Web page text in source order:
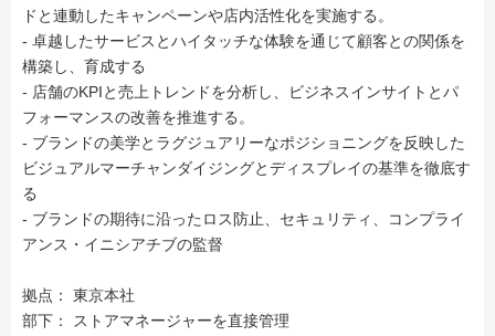
ドと連動したキャンペーンや店内活性化を実施する。
- 卓越したサービスとハイタッチな体験を通じて顧客との関係を
構築し、育成する
- 店舗のKPIと売上トレンドを分析し、ビジネスインサイトとパ
フォーマンスの改善を推進する。
- ブランドの美学とラグジュアリーなポジショニングを反映した
ビジュアルマーチャンダイジングとディスプレイの基準を徹底す
る
- ブランドの期待に沿ったロス防止、セキュリティ、コンプライ
アンス・イニシアチブの監督
拠点： 東京本社
部下： ストアマネージャーを直接管理